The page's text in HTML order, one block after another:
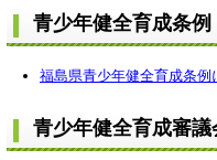
青少年健全育成条例
福島県青少年健全育成条例
青少年健全育成審議